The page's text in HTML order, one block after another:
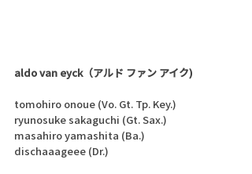
aldo van eyck（アルド ファン アイク)
tomohiro onoue (Vo. Gt. Tp. Key.)
ryunosuke sakaguchi (Gt. Sax.)
masahiro yamashita (Ba.)
dischaaageee (Dr.)